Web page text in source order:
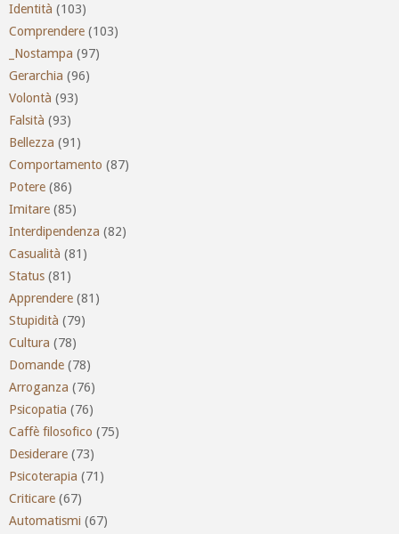
Identità (103)
Comprendere (103)
_Nostampa (97)
Gerarchia (96)
Volontà (93)
Falsità (93)
Bellezza (91)
Comportamento (87)
Potere (86)
Imitare (85)
Interdipendenza (82)
Casualità (81)
Status (81)
Apprendere (81)
Stupidità (79)
Cultura (78)
Domande (78)
Arroganza (76)
Psicopatia (76)
Caffè filosofico (75)
Desiderare (73)
Psicoterapia (71)
Criticare (67)
Automatismi (67)